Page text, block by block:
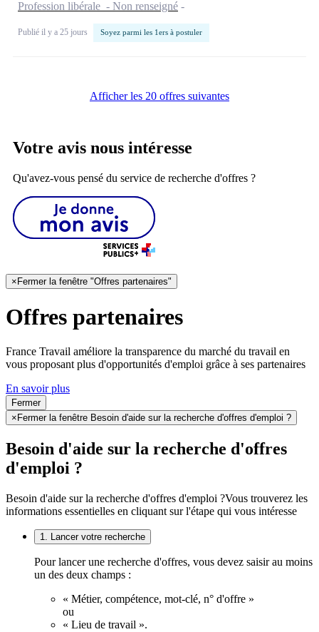
Profession libérale - Non renseigné
Publié il y a 25 jours Soyez parmi les 1ers à postuler
Afficher les 20 offres suivantes
Votre avis nous intéresse
Qu'avez-vous pensé du service de recherche d'offres ?
×Fermer la fenêtre "Offres partenaires"
Offres partenaires
France Travail améliore la transparence du marché du travail en
vous proposant plus d'opportunités d'emploi grâce à ses partenaires
En savoir plus
Fermer
× Fermer la fenêtre Besoin d'aide sur la recherche d'offres d'emploi ?
Besoin d'aide sur la recherche d'offres
d'emploi ?
Besoin d'aide sur la recherche d'offres d'emploi ?Vous trouverez les
informations essentielles en cliquant sur l'étape qui vous intéresse
1. Lancer votre recherche
Pour lancer une recherche d'offres, vous devez saisir au moins
un des deux champs :
« Métier, compétence, mot-clé, n° d'offre »
ou
« Lieu de travail ».